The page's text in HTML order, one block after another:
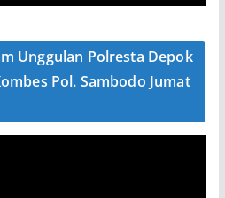
Unggulan Polresta Depok
Pol. Sambodo Jumat